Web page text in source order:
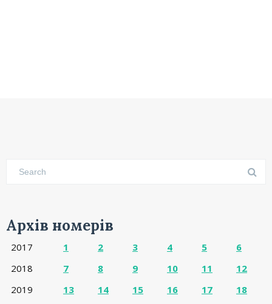
Архів номерів
2017 1 2 3 4 5
6
2018
7 8 9 10 11
12
2019
13 14 15 16 17
18